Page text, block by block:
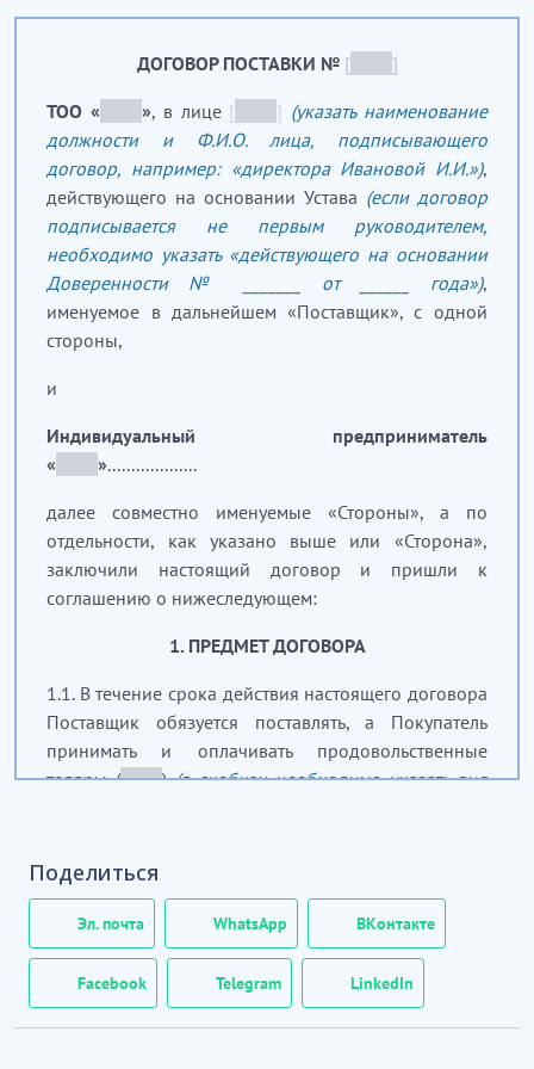
ДОГОВОР ПОСТАВКИ № [_____ ]
ТОО «
», в лице [ ] (указать наименование
должности и Ф.И.О. лица, подписывающего
договор, например: «директора Ивановой И.И.»),
действующего на основании Устава (если договор
подписывается не первым руководителем,
необходимо указать «действующего на основании
Доверенности № _______ от ______ года»),
именуемое в дальнейшем «Поставщик», с одной
стороны,
и
Индивидуальный предприниматель
« _____»...................
далее совместно именуемые «Стороны», а по
отдельности, как указано выше или «Сторона»,
заключили настоящий договор и пришли к
соглашению о нижеследующем:
1. ПРЕДМЕТ ДОГОВОРА
1.1. В течение срока действия настоящего договора
Поставщик обязуется поставлять, а Покупатель
принимать и оплачивать продовольственные
товары (_____)(в скобках необходимо указать вид
именуемые «товары», в порядке и на условиях,
определенных настоящим договором.
.....................
1.3. Спецификация на поставку товаров (далее –
Поделиться
Эл. почта WhatsApp ВКонтакте
Facebook Telegram LinkedIn